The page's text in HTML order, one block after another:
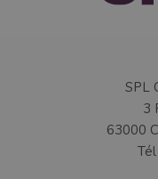
SPL
3
63000
Tél